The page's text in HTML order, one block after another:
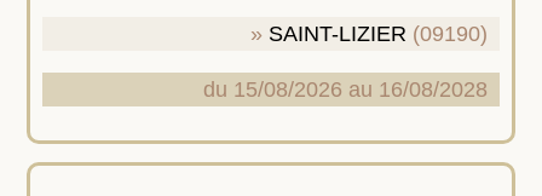
SAINT-LIZIER (09190)
du 15/08/2026 au 16/08/2028